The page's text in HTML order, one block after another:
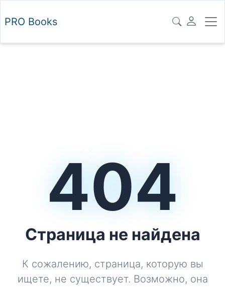
PRO Books
404
Страница не найдена
К сожалению, страница, которую вы
ищете, не существует. Возможно, она